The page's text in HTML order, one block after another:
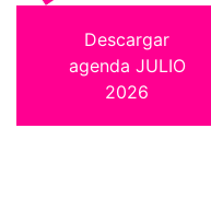
Descargar
agenda JULIO
2026